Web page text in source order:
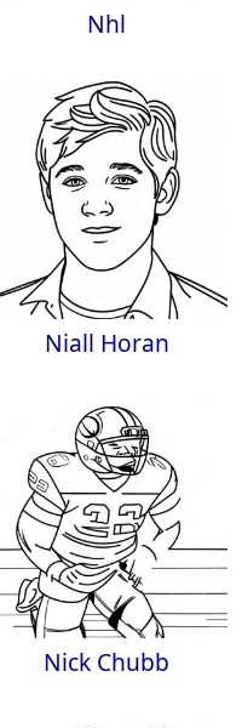
Nhl
Niall Horan
Nick Chubb